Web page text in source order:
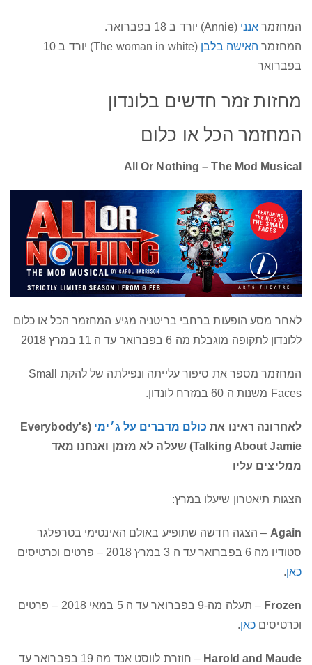
המחזמר אנני(Annie) יורד ב 18 בפברואר.
המחזמר האישה בלבן
(The woman in white) יורד ב 10
בפברואר
מחזות זמר חדשים בלונדון
המחזמר הכל או כלום
All Or Nothing – The Mod Musical
לאחר מסע הופעות ברחבי בריטניה מגיע המחזמר הכל או כלום
ללונדון לתקופה מוגבלת מה 6 בפברואר עד ה 11 במרץ 2018
המחזמר מספר את סיפור עלייתה ונפילתה של להקת Small
Faces משנות ה 60 במזרח לונדון.
לאחרונה ראינו את כולם מדברים על ג׳ימי (Everybody's
Talking About Jamie) שעלה לא מזמן ואנחנו מאד
ממליצים עליו
הצגות תיאטרון שיעלו במרץ:
Again – הצגה חדשה שתופיע באולם האינטימי בטרפלגר
סטודיו מה 6 בפברואר עד ה 3 במרץ 2018 – פרטים וכרטיסים
כאן.
Frozen
– תעלה מה-9 בפברואר עד ה 5 במאי 2018 – פרטים
וכרטיסים כאן.
Harold and Maude
– חוזרת לווסט אנד מה 19 בפברואר עד